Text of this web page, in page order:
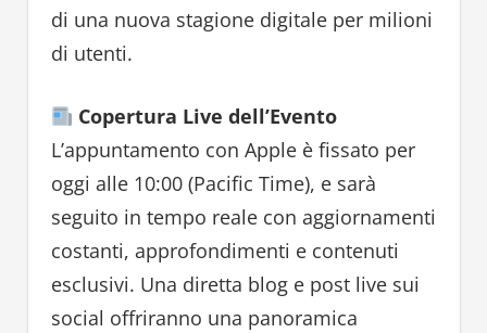
di una nuova stagione digitale per milioni
di utenti.
Copertura Live dell’Evento
L’appuntamento con Apple è fissato per
oggi alle 10:00 (Pacific Time), e sarà
seguito in tempo reale con aggiornamenti
costanti, approfondimenti e contenuti
esclusivi. Una diretta blog e post live sui
social offriranno una panoramica